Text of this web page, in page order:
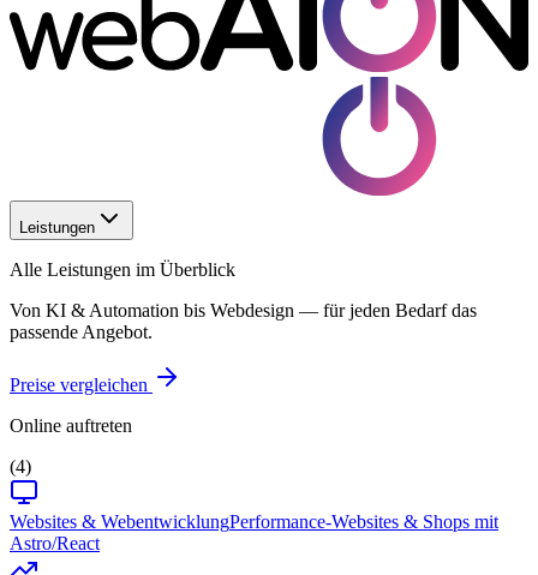
Leistungen
Alle Leistungen im Überblick
Von KI & Automation bis Webdesign — für jeden Bedarf das
passende Angebot.
Preise vergleichen
Online auftreten
(4)
Websites & WebentwicklungPerformance-Websites & Shops mit
Astro/React